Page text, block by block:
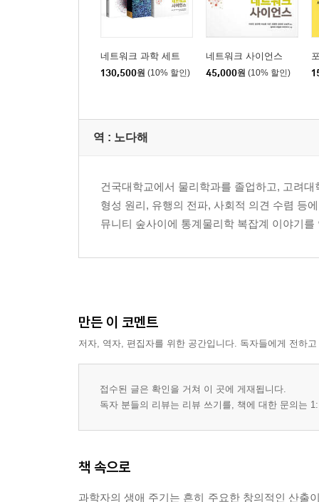
네트워크 과학 세트
130,500원 (10% 할인)
네트워크 사이언스
45,000원 (10% 할인)
역 : 노다해
건국대학교에서 물리학과를 졸업하고, 고려
형성 원리, 유행의 전파, 사회적 의견 수렴 등
뮤니티 숲사이에 통계물리학 복잡계 이야기를
만든 이 코멘트
저자, 역자, 편집자를 위한 공간입니다. 독자들에게 전하
접수된 글은 확인을 거쳐 이 곳에 게재됩니다.
독자 분들의 리뷰는 리뷰 쓰기를, 책에 대한 문의는
책 속으로
과학자의 생애 주기는 흔히 주요한 창의적인 산출